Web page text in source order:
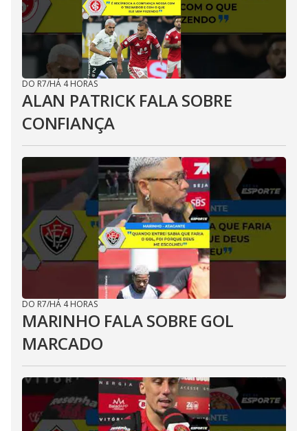
DO R7/HÁ 4 HORAS
ALAN PATRICK FALA SOBRE
CONFIANÇA
DO R7/HÁ 4 HORAS
MARINHO FALA SOBRE GOL
MARCADO